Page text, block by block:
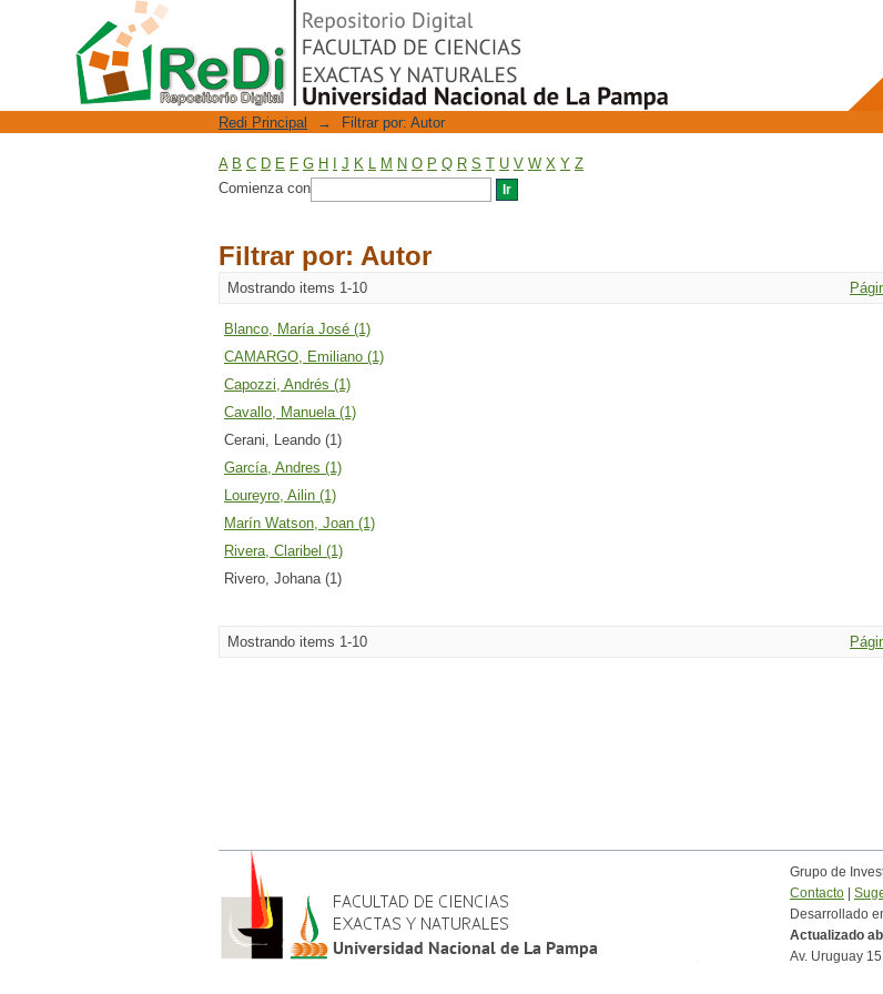
Filtrar por: Autor
Repositorio Digital
Redi Principal → Filtrar por: Autor
A B C D E F G H J K L M N O P Q R S T U V W X Y Z
Comienza con
Filtrar por: Autor
Mostrando items 1-10
Blanco, María José (1)
CAMARGO, Emiliano (1)
Capozzi, Andrés (1)
Cavallo, Manuela (1)
Cerani, Leando (1)
García, Andres (1)
Loureyro, Ailin (1)
Marín Watson, Joan (1)
Rivera, Claribel (1)
Rivero, Johana (1)
Mostrando items 1-10
Grupo de
Contacto |
Desarrollado
Actualizado
Av. Uruguay